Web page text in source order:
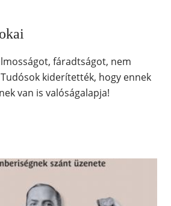
fáradtságot, nem
kiderítették, hogy ennek
van is valóságalapja!